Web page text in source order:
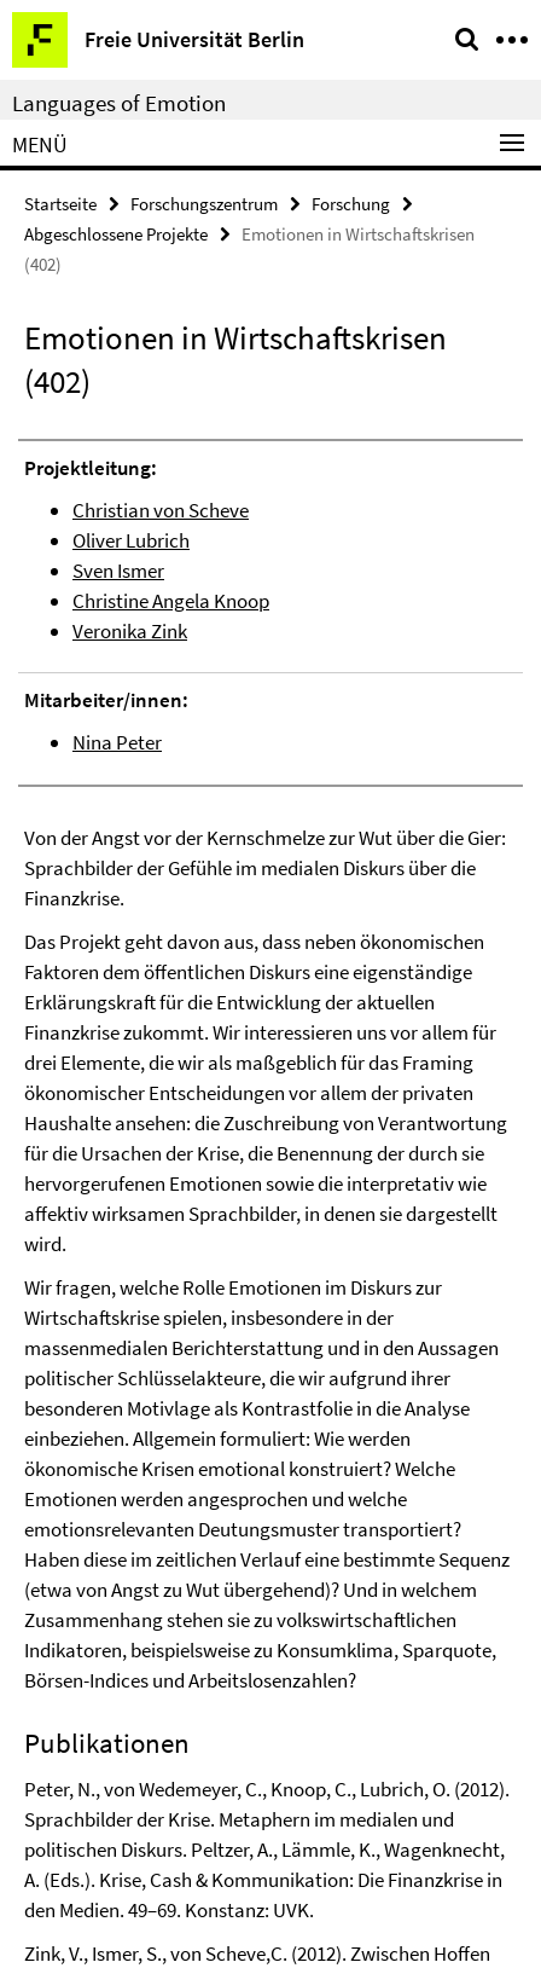
Springe
direkt
zu
Inhalt
Freie Universität Berlin
Service-
Navigation
Languages of Emotion
MENÜ
Startseite Forschungszentrum
Forschung
Abgeschlossene Projekte
Emotionen in Wirtschaftskrisen
(402)
Emotionen in Wirtschaftskrisen
(402)
Projektleitung:
Christian von Scheve
Oliver Lubrich
Sven Ismer
Christine Angela Knoop
Veronika Zink
Mitarbeiter/innen:
Nina Peter
Von der Angst vor der Kernschmelze zur Wut über die Gier:
Sprachbilder der Gefühle im medialen Diskurs über die
Finanzkrise.
Das Projekt geht davon aus, dass neben ökonomischen
Faktoren dem öffentlichen Diskurs eine eigenständige
Erklärungskraft für die Entwicklung der aktuellen
Finanzkrise zukommt. Wir interessieren uns vor allem für
drei Elemente, die wir als maßgeblich für das Framing
ökonomischer Entscheidungen vor allem der privaten
Haushalte ansehen: die Zuschreibung von Verantwortung
für die Ursachen der Krise, die Benennung der durch sie
hervorgerufenen Emotionen sowie die interpretativ wie
affektiv wirksamen Sprachbilder, in denen sie dargestellt
wird.
Wir fragen, welche Rolle Emotionen im Diskurs zur
Wirtschaftskrise spielen, insbesondere in der
massenmedialen Berichterstattung und in den Aussagen
politischer Schlüsselakteure, die wir aufgrund ihrer
besonderen Motivlage als Kontrastfolie in die Analyse
einbeziehen. Allgemein formuliert: Wie werden
ökonomische Krisen emotional konstruiert? Welche
Emotionen werden angesprochen und welche
emotionsrelevanten Deutungsmuster transportiert?
Haben diese im zeitlichen Verlauf eine bestimmte Sequenz
(etwa von Angst zu Wut übergehend)? Und in welchem
Zusammenhang stehen sie zu volkswirtschaftlichen
Indikatoren, beispielsweise zu Konsumklima, Sparquote,
Börsen-Indices und Arbeitslosenzahlen?
Publikationen
Peter, N., von Wedemeyer, C., Knoop, C., Lubrich, O. (2012).
Sprachbilder der Krise. Metaphern im medialen und
politischen Diskurs. Peltzer, A., Lämmle, K., Wagenknecht,
A. (Eds.). Krise, Cash & Kommunikation: Die Finanzkrise in
den Medien. 49–69. Konstanz: UVK.
Zink, V., Ismer, S., von Scheve,C. (2012). Zwischen Hoffen